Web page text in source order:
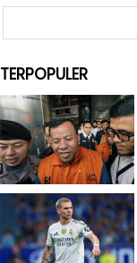
TERPOPULER